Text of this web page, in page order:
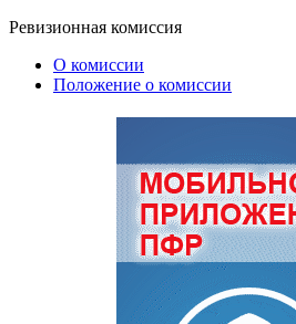
Ревизионная комиссия
О комиссии
Положение о комиссии